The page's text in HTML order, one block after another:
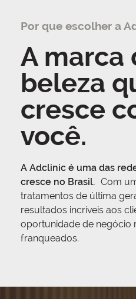
Por que escolher a
A marca
beleza
cresce
você.
A Adclinic é uma das
cresce no Brasil. Com
tratamentos de última
resultados incríveis aos
oportunidade de negócio
franqueados.